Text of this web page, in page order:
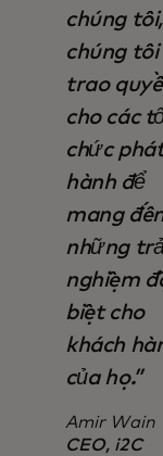
chúng tôi,
chúng tôi
trao
cho các
chức
hành để
mang
những
nghiệm
biệt cho
khách
của họ.”
Amir Wain
CEO, i2C